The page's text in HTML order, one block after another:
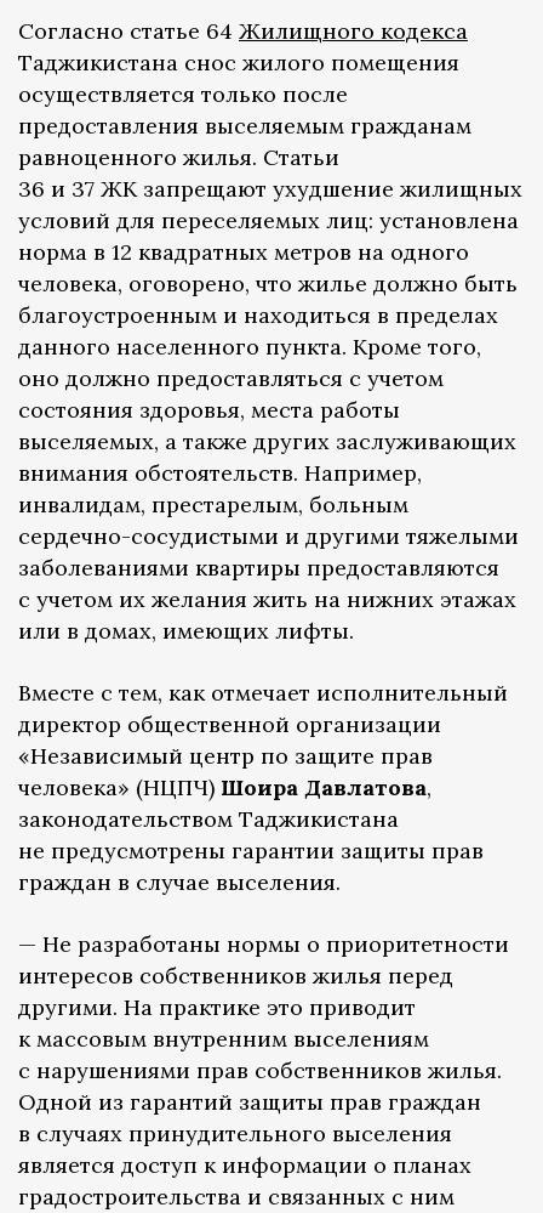
Согласно статье 64 Жилищного кодекса
Таджикистана снос жилого помещения
осуществляется только после
предоставления выселяемым гражданам
равноценного жилья. Статьи
36 и 37 ЖК запрещают ухудшение жилищных
условий для переселяемых лиц: установлена
норма в 12 квадратных метров на одного
человека, оговорено, что жилье должно быть
благоустроенным и находиться в пределах
данного населенного пункта. Кроме того,
оно должно предоставляться с учетом
состояния здоровья, места работы
выселяемых, а также других заслуживающих
внимания обстоятельств. Например,
инвалидам, престарелым, больным
сердечно-сосудистыми и другими тяжелыми
заболеваниями квартиры предоставляются
с учетом их желания жить на нижних этажах
или в домах, имеющих лифты.
Вместе с тем, как отмечает исполнительный
директор общественной организации
«Независимый центр по защите прав
человека» (НЦПЧ) Шоира Давлатова,
законодательством Таджикистана
не предусмотрены гарантии защиты прав
граждан в случае выселения.
— Не разработаны нормы о приоритетности
интересов собственников жилья перед
другими. На практике это приводит
к массовым внутренним выселениям
с нарушениями прав собственников жилья.
Одной из гарантий защиты прав граждан
в случаях принудительного выселения
является доступ к информации о планах
градостроительства и связанных с ним